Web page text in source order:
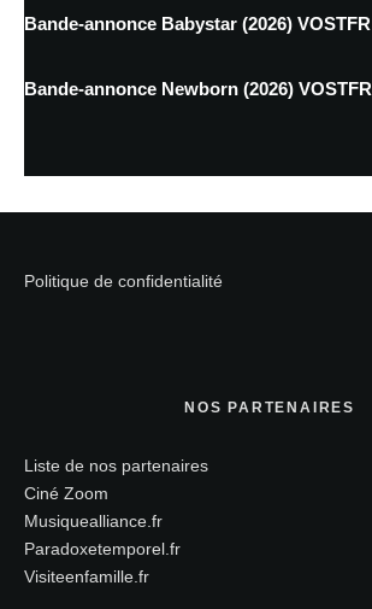
Bande-annonce Babystar (2026) VOSTFR
Bande-annonce Newborn (2026) VOSTFR
Politique de confidentialité
NOS PARTENAIRES
Liste de nos partenaires
Ciné Zoom
Musiquealliance.fr
Paradoxetemporel.fr
Visiteenfamille.fr